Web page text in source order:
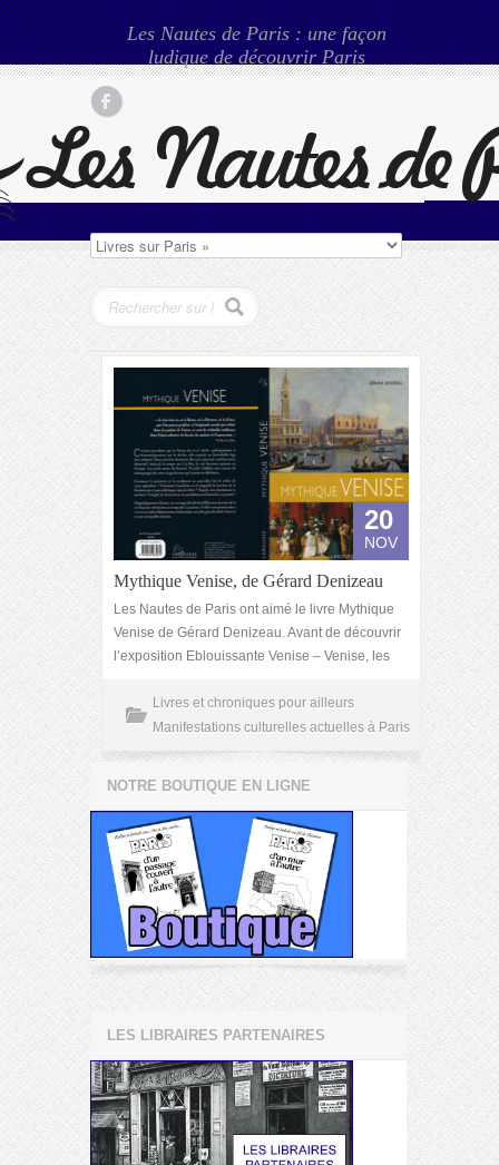
Les Nautes de Paris : une façon
ludique de découvrir Paris
20
NOV
Mythique Venise, de Gérard Denizeau
Les Nautes de Paris ont aimé le livre Mythique
Venise de Gérard Denizeau. Avant de découvrir
l’exposition Eblouissante Venise – Venise, les
Livres et chroniques pour ailleurs
Manifestations culturelles actuelles à Paris
NOTRE BOUTIQUE EN LIGNE
LES LIBRAIRES PARTENAIRES